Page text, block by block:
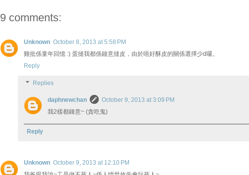
9 comments:
Unknown October 8, 2013 at 5:58 PM
雞批係童年回憶 :) 蛋撻我都係鐘意撻皮，由於唔好酥皮的關係選擇少d囉。
Reply
Replies
daphnewchan
October 9, 2013 at 3:09 PM
我2樣都鍾意~ (貪吃鬼)
Reply
Unknown October 9, 2013 at 12:10 PM